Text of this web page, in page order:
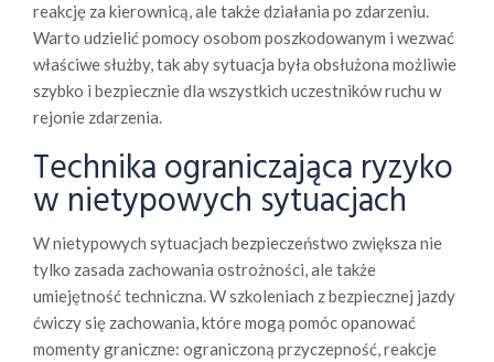
reakcję za kierownicą, ale także działania po zdarzeniu.
Warto udzielić pomocy osobom poszkodowanym i wezwać
właściwe służby, tak aby sytuacja była obsłużona możliwie
szybko i bezpiecznie dla wszystkich uczestników ruchu w
rejonie zdarzenia.
Technika ograniczająca ryzyko
w nietypowych sytuacjach
W nietypowych sytuacjach bezpieczeństwo zwiększa nie
tylko zasada zachowania ostrożności, ale także
umiejętność techniczna. W szkoleniach z bezpiecznej jazdy
ćwiczy się zachowania, które mogą pomóc opanować
momenty graniczne: ograniczoną przyczepność, reakcje